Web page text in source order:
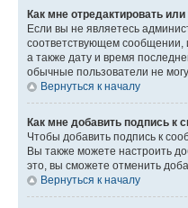
Как мне отредактировать
Если вы не являетесь
соответствующем сообщении,
а также дату и время
обычные пользователи не
Вернуться к началу
Как мне добавить подпись к
Чтобы добавить подпись к
Вы также можете настроить
это, вы сможете отменить
Вернуться к началу